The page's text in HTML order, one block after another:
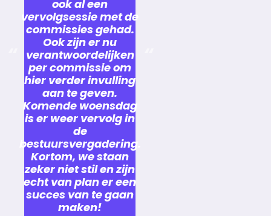
ook al een
vervolgsessie met de
commissies gehad.
Ook zijn er nu
verantwoordelijken
per commissie om
hier verder invulling
aan te geven.
Komende woensdag
is er weer vervolg in
de
bestuursvergadering.
Kortom, we staan
zeker niet stil en zijn
echt van plan er een
succes van te gaan
maken!